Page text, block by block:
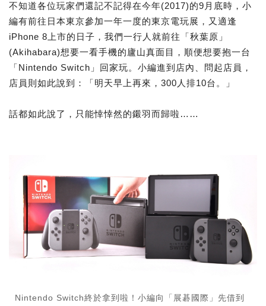
不知道各位玩家們還記不記得在今年(2017)的9月底時，小
編有前往日本東京參加一年一度的東京電玩展，又適逢
iPhone 8上市的日子，我們一行人就前往「秋葉原」
(Akihabara)想要一看手機的廬山真面目，順便想要抱一台
「Nintendo Switch」回家玩。小編進到店內、問起店員，
店員則如此說到：「明天早上再來，300人排10台。」
話都如此說了，只能悻悻然的鎩羽而歸啦……
Nintendo Switch終於拿到啦！小編向「展碁國際」先借到